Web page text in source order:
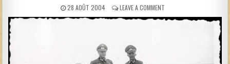
PUBLISHED DATE:
28 AOÛT 2004 LEAVE A COMMENTON OBERSTLEUTNANT À